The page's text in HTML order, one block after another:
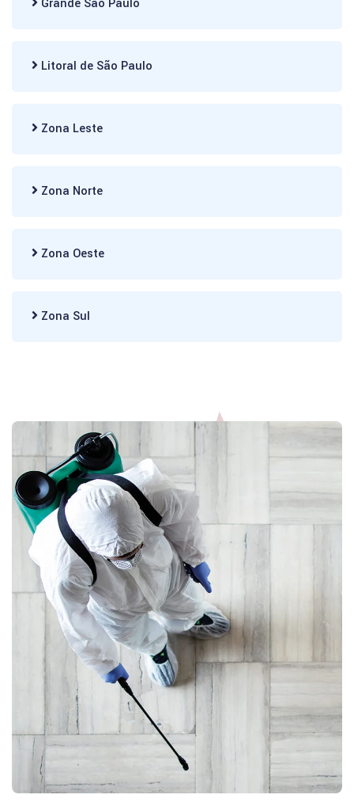
Grande São Paulo
Litoral de São Paulo
Zona Leste
Zona Norte
Zona Oeste
Zona Sul